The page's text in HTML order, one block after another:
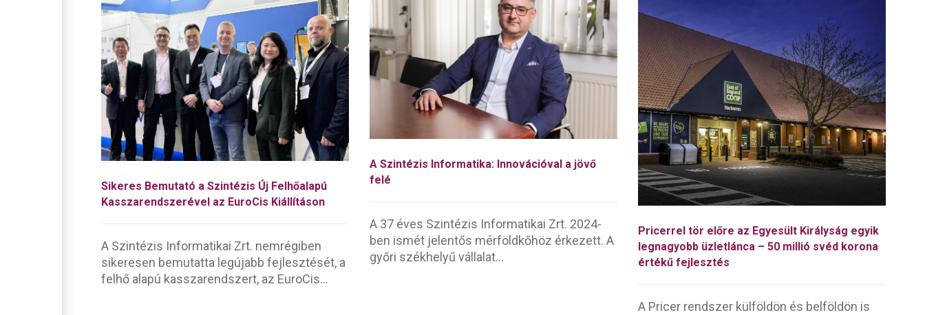
Sikeres Bemutató a Szintézis Új Felhőalapú
Kasszarendszerével az EuroCis Kiállításon
A Szintézis Informatikai Zrt. nemrégiben
sikeresen bemutatta legújabb fejlesztését, a
felhő alapú kasszarendszert, az EuroCis...
A Szintézis Informatika: Innovációval a jövő
felé
A 37 éves Szintézis Informatikai Zrt. 2024-
ben ismét jelentős mérföldkőhöz érkezett. A
győri székhelyű vállalat...
Pricerrel tör előre az Egyesült Királyság egyik
legnagyobb üzletlánca – 50 millió svéd korona
értékű fejlesztés
A Pricer rendszer külföldön és belföldön is